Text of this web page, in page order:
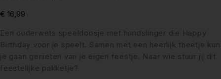
Een ouderwets speeldoosje met handslinger die Happy
Birthday voor je speelt. Samen met een heerlijk theetje kun
je gaan genieten van je eigen feestje. Naar wie stuur jij dit
feestelijke pakketje?
€ 16,99